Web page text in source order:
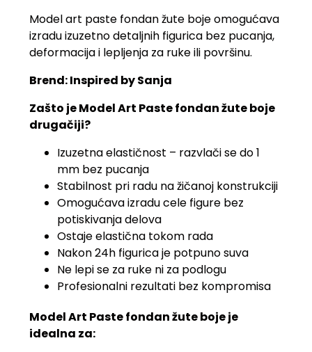
Model art paste fondan žute boje omogućava
izradu izuzetno detaljnih figurica bez pucanja,
deformacija i lepljenja za ruke ili površinu.
Brend: Inspired by Sanja
Zašto je Model Art Paste fondan žute boje
drugačiji?
Izuzetna elastičnost – razvlači se do 1
mm bez pucanja
Stabilnost pri radu na žičanoj konstrukciji
Omogućava izradu cele figure bez
potiskivanja delova
Ostaje elastična tokom rada
Nakon 24h figurica je potpuno suva
Ne lepi se za ruke ni za podlogu
Profesionalni rezultati bez kompromisa
Model Art Paste fondan žute boje je
idealna za: